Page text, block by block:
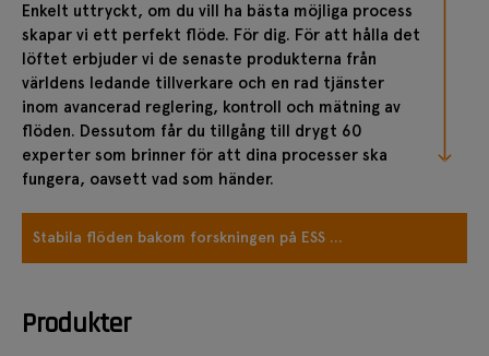
Enkelt uttryckt, om du vill ha bästa möjliga process
skapar vi ett perfekt flöde. För dig. För att hålla det
löftet erbjuder vi de senaste produkterna från
världens ledande tillverkare och en rad tjänster
inom avancerad reglering, kontroll och mätning av
flöden. Dessutom får du tillgång till drygt 60
experter som brinner för att dina processer ska
fungera, oavsett vad som händer.
Stabila flöden bakom forskningen på ESS ...
Produkter